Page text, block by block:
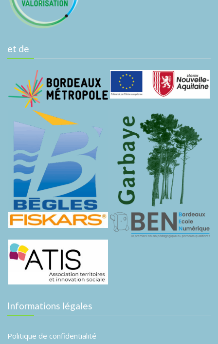
et de
Informations légales
Politique de confidentialité